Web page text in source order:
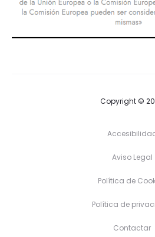
Copyright ©
Aviso Legal
Política de
Política de
Contactar